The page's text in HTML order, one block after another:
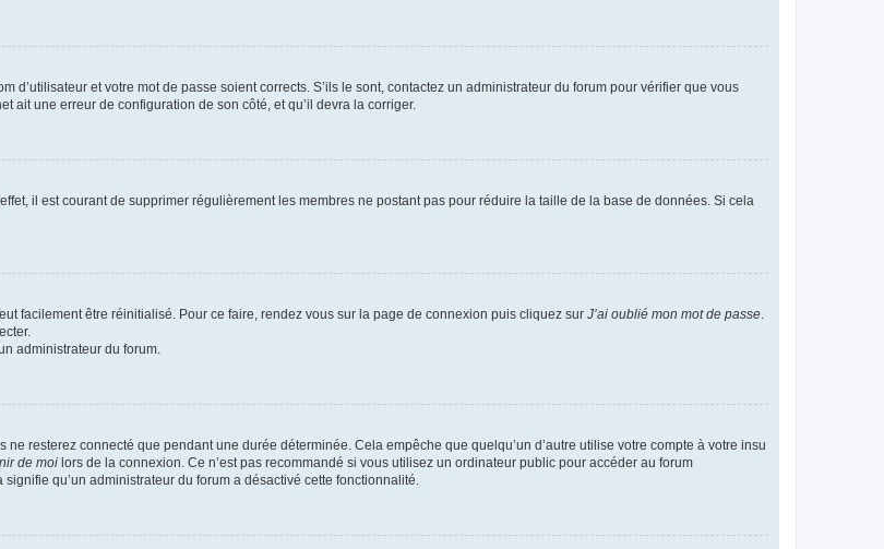
et votre mot de passe soient corrects. S’ils le sont, contactez un administrateur du forum pour vérifier que vous
ait une erreur de configuration de son côté, et qu’il devra la corriger.
il est courant de supprimer régulièrement les membres ne postant pas pour réduire la taille de la base de données. Si cela
facilement être réinitialisé. Pour ce faire, rendez vous sur la page de connexion puis cliquez sur J’ai oublié mon mot de passe
administrateur du forum.
ne resterez connecté que pendant une durée déterminée. Cela empêche que quelqu’un d’autre utilise votre compte à votre insu
de moi lors de la connexion. Ce n’est pas recommandé si vous utilisez un ordinateur public pour accéder au forum
qu’un administrateur du forum a désactivé cette fonctionnalité.